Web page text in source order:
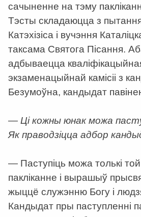
сачыненне на тэму
Тэсты складаюцца з
Катэхізіса і вучэння
таксама Святога Пісання.
адбываецца
экзаменацыйнай камісіі з
Безумоўна, кандыдат
— Ці кожны юнак можа
Як праводзіцца адбор
— Паступіць можа толькі
пакліканне і вырашыў
жыццё служэнню Богу і
Кандыдат пры паступленні